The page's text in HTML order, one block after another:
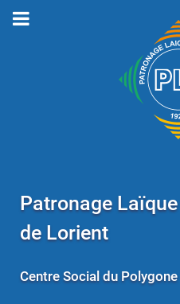
Patronage Laïque
de Lorient
Centre Social du Polygone